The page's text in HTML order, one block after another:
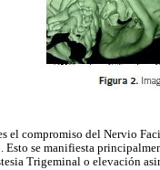
el compromiso del Nervio
se manifiesta
Trigeminal o elevación